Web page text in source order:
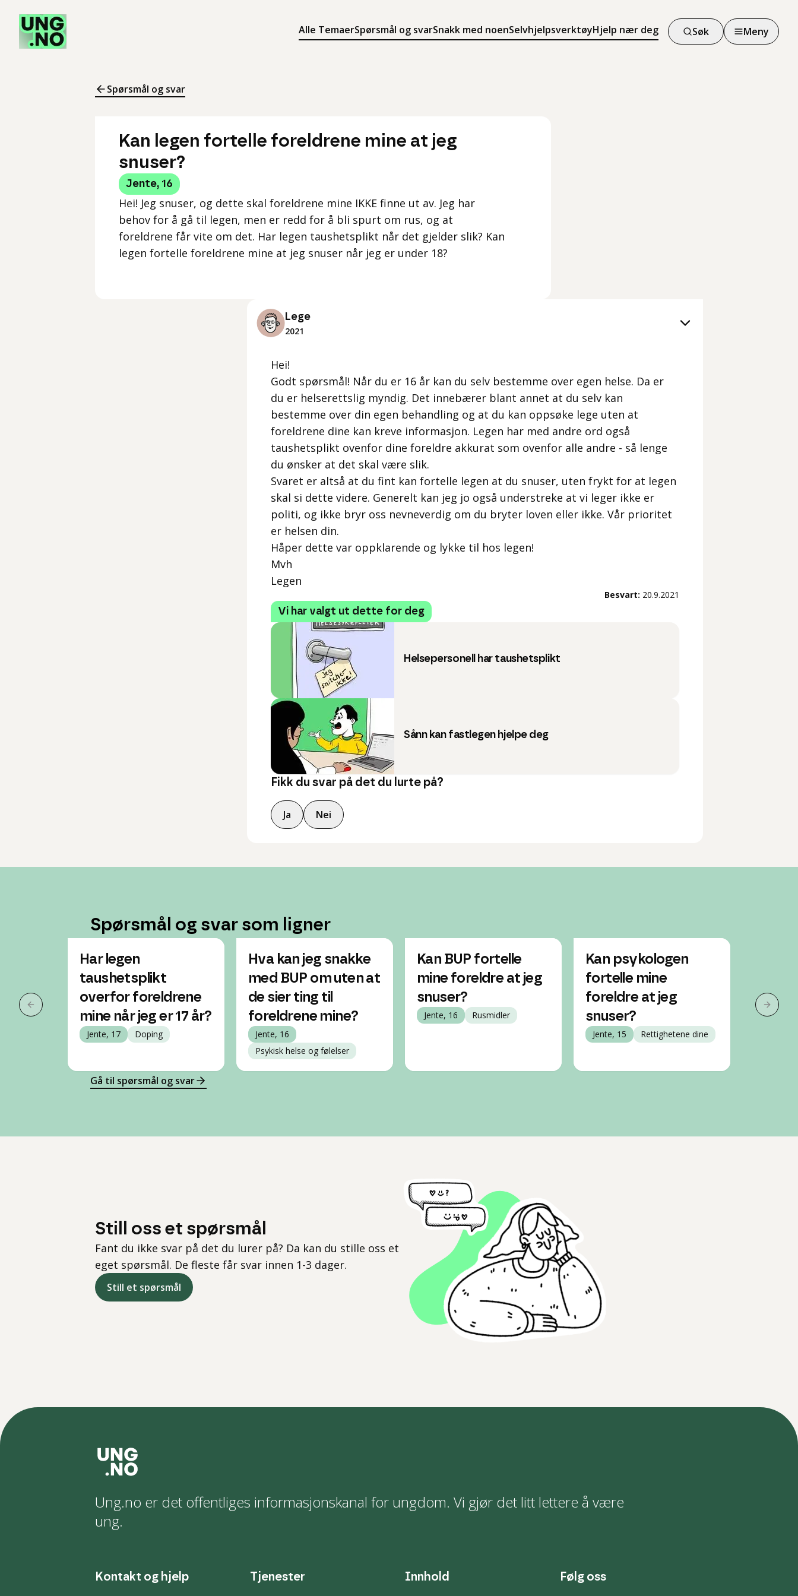
Alle TemaerSpørsmål og svarSnakk med noenSelvhjelpsverktøyHjelp nær deg
Søk
Søk
Meny
Meny
Spørsmål og svar
Kan legen fortelle foreldrene mine at jeg
snuser?
Jente, 16
Hei! Jeg snuser, og dette skal foreldrene mine IKKE finne ut av. Jeg har
behov for å gå til legen, men er redd for å bli spurt om rus, og at
foreldrene får vite om det. Har legen taushetsplikt når det gjelder slik? Kan
legen fortelle foreldrene mine at jeg snuser når jeg er under 18?
Lege
2021
Hei!
Godt spørsmål! Når du er 16 år kan du selv bestemme over egen helse. Da er
du er helserettslig myndig. Det innebærer blant annet at du selv kan
bestemme over din egen behandling og at du kan oppsøke lege uten at
foreldrene dine kan kreve informasjon. Legen har med andre ord også
taushetsplikt ovenfor dine foreldre akkurat som ovenfor alle andre - så lenge
du ønsker at det skal være slik.
Svaret er altså at du fint kan fortelle legen at du snuser, uten frykt for at legen
skal si dette videre. Generelt kan jeg jo også understreke at vi leger ikke er
politi, og ikke bryr oss nevneverdig om du bryter loven eller ikke. Vår prioritet
er helsen din.
Håper dette var oppklarende og lykke til hos legen!
Mvh
Legen
Besvart: 20.9.2021
Vi har valgt ut dette for deg
Helsepersonell har taushetsplikt
Sånn kan fastlegen hjelpe deg
Fikk du svar på det du lurte på?
Ja Nei
Spørsmål og svar som ligner
Forrige slide
Har legen
taushetsplikt
overfor foreldrene
mine når jeg er 17 år?
Jente, 17 Doping
Hva kan jeg snakke
med BUP om uten at
de sier ting til
foreldrene mine?
Jente, 16
Psykisk helse og følelser
Kan BUP fortelle
mine foreldre at jeg
snuser?
Jente, 16 Rusmidler
Kan psykologen
fortelle mine
foreldre at jeg
snuser?
Jente, 15 Rettighetene dine
Jente, 15
Neste
Gå til spørsmål og svar
Still oss et spørsmål
Fant du ikke svar på det du lurer på? Da kan du stille oss et
eget spørsmål. De fleste får svar innen 1-3 dager.
Still et spørsmål
Ung.no er det offentliges informasjonskanal for ungdom. Vi gjør det litt lettere å være
ung.
Kontakt og hjelp Tjenester Innhold Følg oss